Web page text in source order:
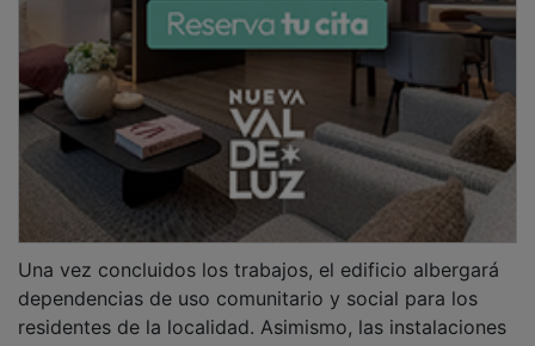
la protección medioambiental del entorno.
PUBLICIDAD